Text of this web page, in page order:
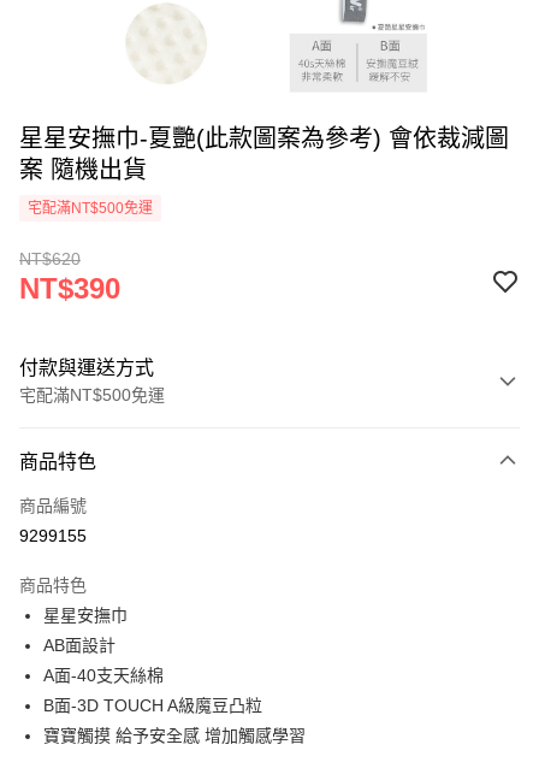
星星安撫巾-夏艷(此款圖案為參考) 會依裁減圖
案 隨機出貨
宅配滿NT$500免運
NT$620
NT$390
付款與運送方式
宅配滿NT$500免運
信用卡一次付款
LINE Pay
街口支付
悠遊付
ATM付款
商品特色
商品編號
9299155
商品特色
星星安撫巾
AB面設計
A面-40支天絲棉
B面-3D TOUCH A級魔豆凸粒
寶寶觸摸 給予安全感 增加觸感學習